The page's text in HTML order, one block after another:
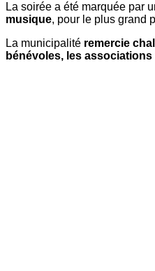
La soirée a été marquée par
musique, pour le plus grand
La municipalité remercie
bénévoles, les associations